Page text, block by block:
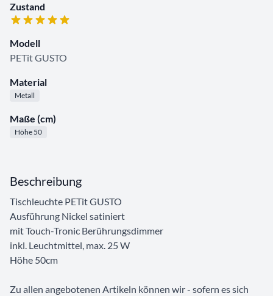
Zustand
Modell
PETit GUSTO
Material
Metall
Maße (cm)
Höhe 50
Beschreibung
Tischleuchte PETit GUSTO
Ausführung Nickel satiniert
mit Touch-Tronic Berührungsdimmer
inkl. Leuchtmittel, max. 25 W
Höhe 50cm
Zu allen angebotenen Artikeln können wir - sofern es sich